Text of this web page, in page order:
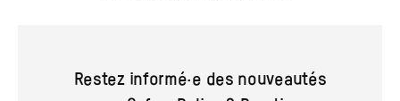
Restez informé·e des nouveautés